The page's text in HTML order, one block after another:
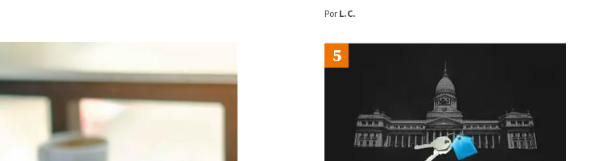
Por L.C.